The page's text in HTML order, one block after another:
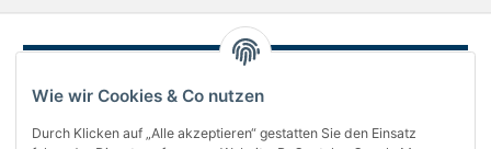
Wie wir Cookies & Co nutzen
Durch Klicken auf „Alle akzeptieren“ gestatten Sie den Einsatz